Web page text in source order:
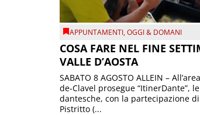
APPUNTAMENTI,OGGI & DOMANI
COSA FARE NEL FINE
VALLE D’AOSTA
SABATO 8 AGOSTO ALLEIN –
de-Clavel prosegue “ItinerDante”,
dantesche, con la partecipazione
Pistritto (...